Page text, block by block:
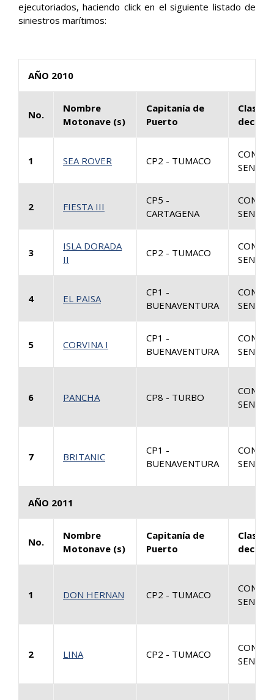
ejecutoriados, haciendo click en el siguiente listado de
siniestros marítimos:
AÑO 2010
No.
Nombre
Motonave (s)
Capitanía de
Puerto
Clase
1 SEA ROVER CP2 - TUMACO
2 FIESTA III
CP5 -
CARTAGENA
3
ISLA DORADA
II
CP2 - TUMACO
4 EL PAISA
CP1 -
BUENAVENTURA
5 CORVINA I
CP1 -
BUENAVENTURA
6 PANCHA CP8 - TURBO
7 BRITANIC
CP1 -
BUENAVENTURA
AÑO 2011
No.
Nombre
Motonave (s)
Capitanía de
Puerto
Clase
1 DON HERNAN CP2 - TUMACO
2 LINA CP2 - TUMACO